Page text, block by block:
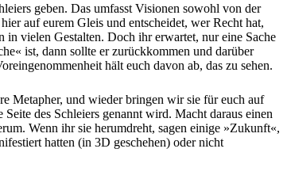
geben. Das umfasst Visionen sowohl von der
auf eurem Gleis und entscheidet, wer Recht hat,
vielen Gestalten. Doch ihr erwartet, nur eine Sache
ist, dann sollte er zurückkommen und darüber
hält euch davon ab, das zu sehen.
Metapher, und wieder bringen wir sie für euch auf
des Schleiers genannt wird. Macht daraus einen
Wenn ihr sie herumdreht, sagen einige »Zukunft«,
hatten (in 3D geschehen) oder nicht